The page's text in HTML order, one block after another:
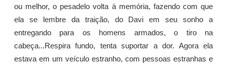
ou melhor, o pesadelo volta à memória, fazendo com que
ela se lembre da traição, do Davi em seu sonho a
entregando para os homens armados, o tiro na
cabeça...Respira fundo, tenta suportar a dor. Agora ela
estava em um veículo estranho, com pessoas estranhas e